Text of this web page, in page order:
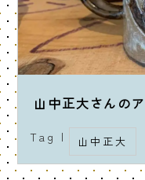
山中正大さんの
Tag | 山中正大